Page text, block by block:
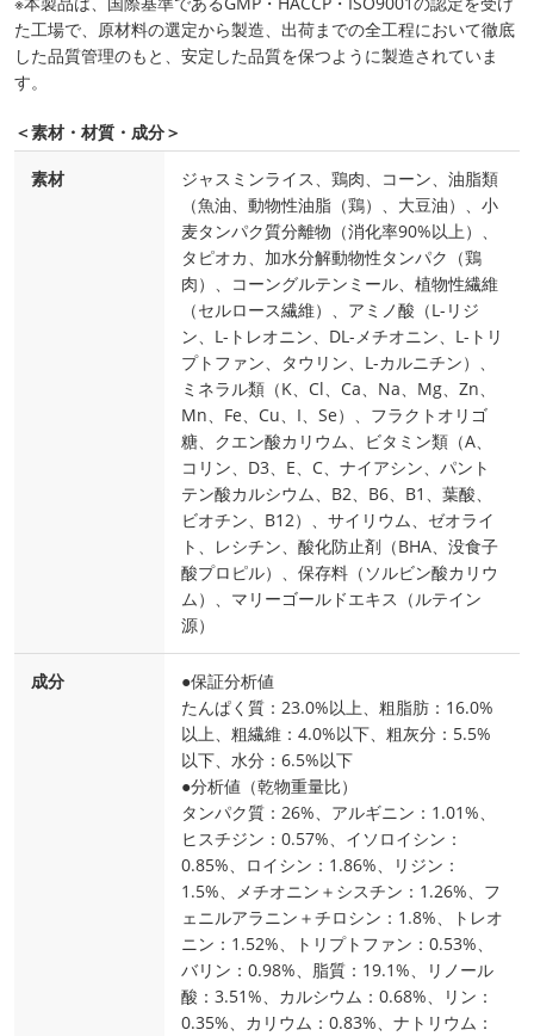
た工場で、原材料の選定から製造、出荷までの全工程において徹底
した品質管理のもと、安定した品質を保つように製造されていま
す。
＜素材・材質・成分＞
素材
ジャスミンライス、鶏肉、コーン、油脂類
（魚油、動物性油脂（鶏）、大豆油）、小
麦タンパク質分離物（消化率90%以上）、
タピオカ、加水分解動物性タンパク（鶏
肉）、コーングルテンミール、植物性繊維
（セルロース繊維）、アミノ酸（L-リジ
ン、L-トレオニン、DL-メチオニン、L-トリ
プトファン、タウリン、L-カルニチン）、
ミネラル類（K、Cl、Ca、Na、Mg、Zn、
Mn、Fe、Cu、I、Se）、フラクトオリゴ
糖、クエン酸カリウム、ビタミン類（A、
コリン、D3、E、C、ナイアシン、パント
テン酸カルシウム、B2、B6、B1、葉酸、
ビオチン、B12）、サイリウム、ゼオライ
ト、レシチン、酸化防止剤（BHA、没食子
酸プロピル）、保存料（ソルビン酸カリウ
ム）、マリーゴールドエキス（ルテイン
源）
成分
●保証分析値
たんぱく質：23.0%以上、粗脂肪：16.0%
以上、粗繊維：4.0%以下、粗灰分：5.5%
以下、水分：6.5%以下
●分析値（乾物重量比）
タンパク質：26%、アルギニン：1.01%、
ヒスチジン：0.57%、イソロイシン：
0.85%、ロイシン：1.86%、リジン：
1.5%、メチオニン＋シスチン：1.26%、フ
ェニルアラニン＋チロシン：1.8%、トレオ
ニン：1.52%、トリプトファン：0.53%、
バリン：0.98%、脂質：19.1%、リノール
酸：3.51%、カルシウム：0.68%、リン：
0.35%、カリウム：0.83%、ナトリウム：